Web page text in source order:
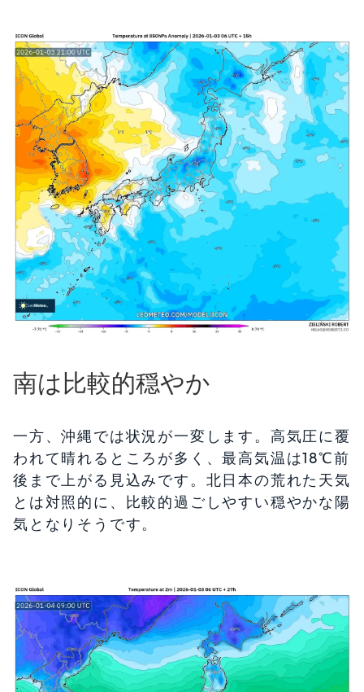
南は比較的穏やか
一方、沖縄では状況が一変します。高気圧に覆
われて晴れるところが多く、最高気温は18℃前
後まで上がる見込みです。北日本の荒れた天気
とは対照的に、比較的過ごしやすい穏やかな陽
気となりそうです。